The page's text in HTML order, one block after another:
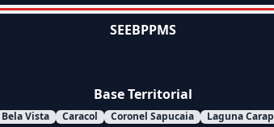
SEEBPPMS
Base Territorial
Bela Vista Caracol Coronel Sapucaia Laguna